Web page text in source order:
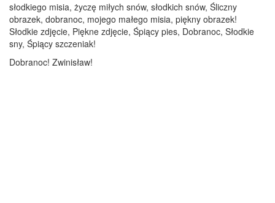
słodkiego misia, życzę miłych snów, słodkich snów, Śliczny
obrazek, dobranoc, mojego małego misia, piękny obrazek!
Słodkie zdjęcie, Piękne zdjęcie, Śpiący pies, Dobranoc, Słodkie
sny, Śpiący szczeniak!
Dobranoc! Zwinisław!